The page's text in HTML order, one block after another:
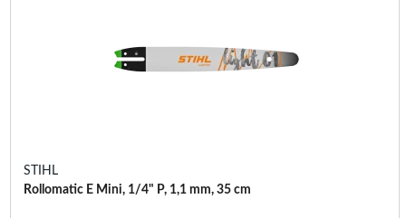
STIHL
Rollomatic E Mini, 1/4" P, 1,1 mm, 35 cm